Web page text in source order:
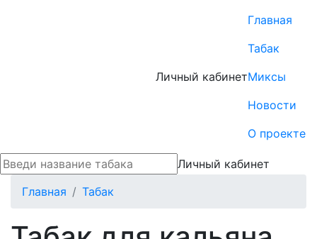
Личный кабинет
Главная
Табак
Миксы
Новости
О проекте
Личный кабинет
Главная
Табак